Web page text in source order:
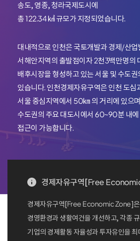
송도, 영종, 청라국제도시에
총 122.34 ㎢ 규모가 지정되었습니다.
대내적으로 인천은 국토개발과 경제/산업
서해안지역의 출발점이자 2천3백만명의
배후시장을 형성하고 있는 서울 및 수도
있습니다. 인천경제자유구역은 인천 도심
서울 중심지역에서 50㎞ 의 거리에 있으
수도권의 주요 대도시에서 60~90분 내에
접근이 가능합니다.
경제자유구역[Free
경제자유구역[Free Economic Zone]은
경영환경과 생활여건을 개선하고, 각종
기업의 경제활동 자율성과 투자유인을 최